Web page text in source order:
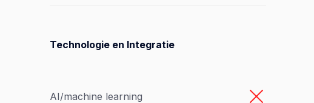
Technologie en Integratie
AI/machine learning